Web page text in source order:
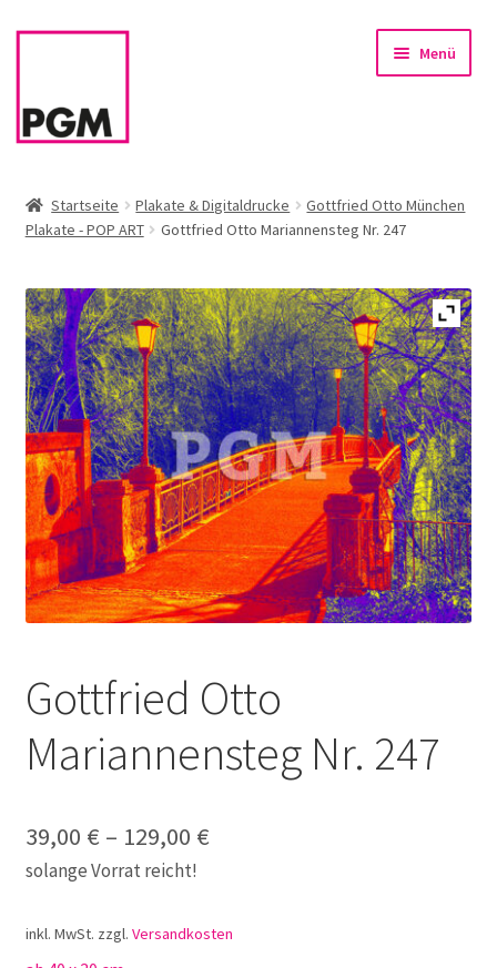
Zur
Zum
Menü
News
Sortiment
öffnen
Rahmen & Einrahmung
Firmenservice – Kunst für Büro, Praxis, Kanzlei
Referenzen
Galerie
Jobs
Mein Konto
Warenkorb
Startseite Plakate & Digitaldrucke
Gottfried Otto München
Plakate - POP ART
Gottfried Otto Mariannensteg Nr. 247
Gottfried Otto
Mariannensteg Nr. 247
39,00 € – 129,00 €
solange Vorrat reicht!
inkl. MwSt. zzgl. Versandkosten